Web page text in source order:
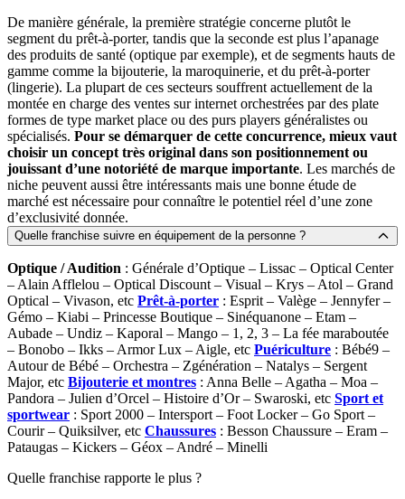
De manière générale, la première stratégie concerne plutôt le
segment du prêt-à-porter, tandis que la seconde est plus l’apanage
des produits de santé (optique par exemple), et de segments hauts de
gamme comme la bijouterie, la maroquinerie, et du prêt-à-porter
(lingerie). La plupart de ces secteurs souffrent actuellement de la
montée en charge des ventes sur internet orchestrées par des plate
formes de type market place ou des purs players généralistes ou
spécialisés. Pour se démarquer de cette concurrence, mieux vaut
choisir un concept très original dans son positionnement ou
jouissant d’une notoriété de marque importante. Les marchés de
niche peuvent aussi être intéressants mais une bonne étude de
marché est nécessaire pour connaître le potentiel réel d’une zone
d’exclusivité donnée.
Quelle franchise suivre en équipement de la personne ?
Optique / Audition : Générale d’Optique – Lissac – Optical Center
– Alain Afflelou – Optical Discount – Visual – Krys – Atol – Grand
Optical – Vivason, etc Prêt-à-porter : Esprit – Valège – Jennyfer –
Gémo – Kiabi – Princesse Boutique – Sinéquanone – Etam –
Aubade – Undiz – Kaporal – Mango – 1, 2, 3 – La fée maraboutée
– Bonobo – Ikks – Armor Lux – Aigle, etc Puériculture : Bébé9 –
Autour de Bébé – Orchestra – Zgénération – Natalys – Sergent
Major, etc Bijouterie et montres : Anna Belle – Agatha – Moa –
Pandora – Julien d’Orcel – Histoire d’Or – Swaroski, etc Sport et
sportwear : Sport 2000 – Intersport – Foot Locker – Go Sport –
Courir – Quiksilver, etc Chaussures : Besson Chaussure – Eram –
Pataugas – Kickers – Géox – André – Minelli
Quelle franchise rapporte le plus ?